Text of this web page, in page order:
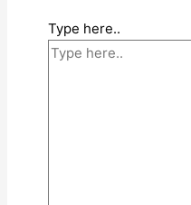
Type here..